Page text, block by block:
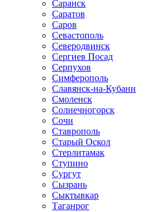
Саранск
Саратов
Саров
Севастополь
Северодвинск
Сергиев Посад
Серпухов
Симферополь
Славянск-на-Кубани
Смоленск
Солнечногорск
Сочи
Ставрополь
Старый Оскол
Стерлитамак
Ступино
Сургут
Сызрань
Сыктывкар
Таганрог